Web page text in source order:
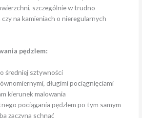
szczególnie w trudno
na kamieniach o nieregularnych
pędzlem:
średniej sztywności
długimi pociągnięciami
kierunek malowania
pociągania pędzlem po tym samym
zaczyna schnąć